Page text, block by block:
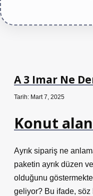
A 3 Imar Ne
Tarih: Mart 7, 2025
Konut
Ayrık sipariş ne
paketin ayrık düzen
olduğunu
geliyor? Bu ifade, söz